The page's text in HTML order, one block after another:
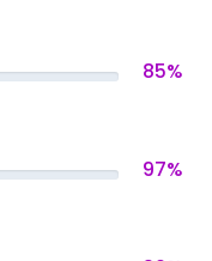
85%
97%